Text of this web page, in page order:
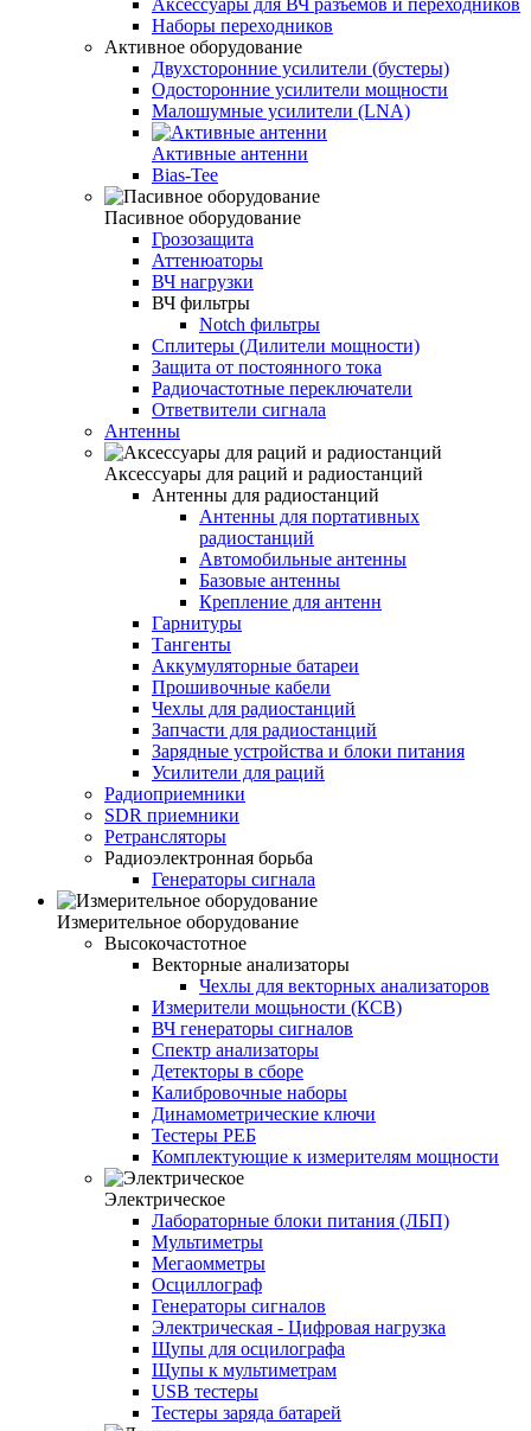
Аксессуары для ВЧ разъемов и переходников
Наборы переходников
Активное оборудование
Двухсторонние усилители (бустеры)
Одосторонние усилители мощности
Малошумные усилители (LNA)
Активные антенни
Bias-Tee
Пасивное оборудование
Грозозащита
Аттенюаторы
ВЧ нагрузки
ВЧ фильтры
Notch фильтры
Сплитеры (Дилители мощности)
Защита от постоянного тока
Радиочастотные переключатели
Ответвители сигнала
Антенны
Аксессуары для раций и радиостанций
Антенны для радиостанций
Антенны для портативных
радиостанций
Автомобильные антенны
Базовые антенны
Крепление для антенн
Гарнитуры
Тангенты
Аккумуляторные батареи
Прошивочные кабели
Чехлы для радиостанций
Запчасти для радиостанций
Зарядные устройства и блоки питания
Усилители для раций
Радиоприемники
SDR приемники
Ретрансляторы
Радиоэлектронная борьба
Генераторы сигнала
Измерительное оборудование
Высокочастотное
Векторные анализаторы
Чехлы для векторных анализаторов
Измерители мощьности (КСВ)
ВЧ генераторы сигналов
Спектр анализаторы
Детекторы в сборе
Калибровочные наборы
Динамометрические ключи
Тестеры РЕБ
Комплектующие к измерителям мощности
Электрическое
Лабораторные блоки питания (ЛБП)
Мультиметры
Мегаомметры
Осциллограф
Генераторы сигналов
Электрическая - Цифровая нагрузка
Щупы для осцилографа
Щупы к мультиметрам
USB тестеры
Тестеры заряда батарей